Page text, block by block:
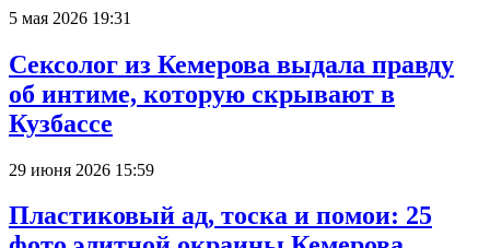
5 мая 2026 19:31
Сексолог из Кемерова выдала правду
об интиме, которую скрывают в
Кузбассе
29 июня 2026 15:59
Пластиковый ад, тоска и помои: 25